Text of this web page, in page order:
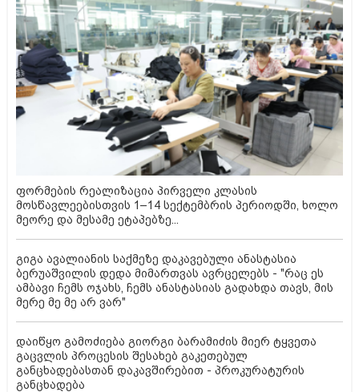
ფორმების რეალიზაცია პირველი კლასის
მოსწავლეებისთვის 1–14 სექტემბრის პერიოდში, ხოლო
მეორე და მესამე ეტაპებზე...
გიგა ავალიანის საქმეზე დაკავებული ანასტასია
ბერუაშვილის დედა მიმართვას ავრცელებს - "რაც ეს
ამბავი ჩემს ოჯახს, ჩემს ანასტასიას გადახდა თავს, მის
მერე მე მე არ ვარ"
დაიწყო გამოძიება გიორგი ბარამიძის მიერ ტყვეთა
გაცვლის პროცესის შესახებ გაკეთებულ
განცხადებასთან დაკავშირებით - პროკურატურის
განცხადება